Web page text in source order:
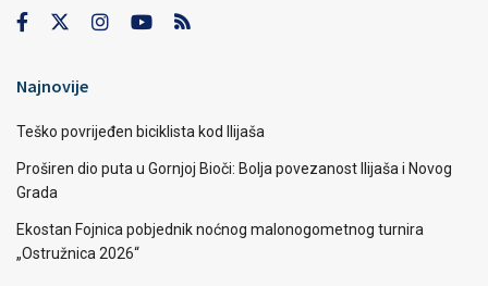
Najnovije
Teško povrijeđen biciklista kod Ilijaša
Proširen dio puta u Gornjoj Bioči: Bolja povezanost Ilijaša i Novog
Grada
Ekostan Fojnica pobjednik noćnog malonogometnog turnira
„Ostružnica 2026“